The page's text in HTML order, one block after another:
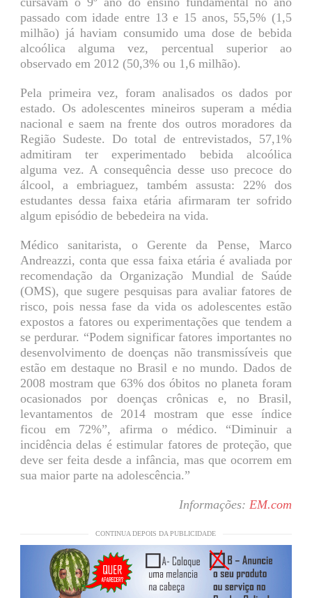
passado com idade entre 13 e 15 anos, 55,5% (1,5
milhão) já haviam consumido uma dose de bebida
alcoólica alguma vez, percentual superior ao
observado em 2012 (50,3% ou 1,6 milhão).
Pela primeira vez, foram analisados os dados por
estado. Os adolescentes mineiros superam a média
nacional e saem na frente dos outros moradores da
Região Sudeste. Do total de entrevistados, 57,1%
admitiram ter experimentado bebida alcoólica
alguma vez. A consequência desse uso precoce do
álcool, a embriaguez, também assusta: 22% dos
estudantes dessa faixa etária afirmaram ter sofrido
algum episódio de bebedeira na vida.
Médico sanitarista, o Gerente da Pense, Marco
Andreazzi, conta que essa faixa etária é avaliada por
recomendação da Organização Mundial de Saúde
(OMS), que sugere pesquisas para avaliar fatores de
risco, pois nessa fase da vida os adolescentes estão
expostos a fatores ou experimentações que tendem a
se perdurar. “Podem significar fatores importantes no
desenvolvimento de doenças não transmissíveis que
estão em destaque no Brasil e no mundo. Dados de
2008 mostram que 63% dos óbitos no planeta foram
ocasionados por doenças crônicas e, no Brasil,
levantamentos de 2014 mostram que esse índice
ficou em 72%”, afirma o médico. “Diminuir a
incidência delas é estimular fatores de proteção, que
deve ser feita desde a infância, mas que ocorrem em
sua maior parte na adolescência.”
Informações:EM.com
CONTINUA DEPOIS DA PUBLICIDADE